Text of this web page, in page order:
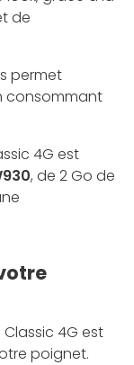
de
permet
consommant
4G est
, de 2 Go de
4G est
poignet.